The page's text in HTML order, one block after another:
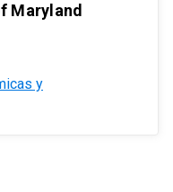
Maryland
y